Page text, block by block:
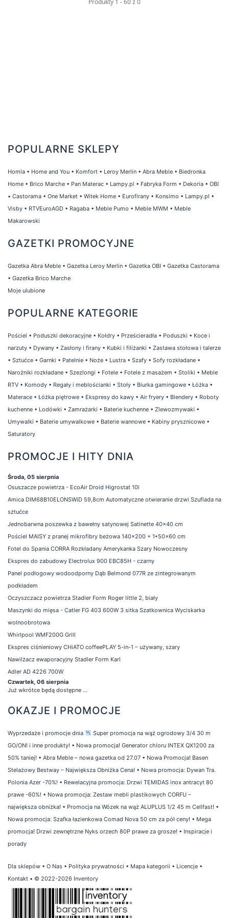
nasza oferta była stale aktualizowana i
uzupełniana o najnowsze produkty i nowości
na rynku zoologicznym. Nasza strona to
idealne miejsce dla wszystkich miłośników
zwierząt, którzy chcą zapewnić swoim
pupilom wszystko, co najlepsze. Zapraszamy
do zapoznania się z naszą bogatą ofertą dla
zwierząt domowych!
Produkty 1 -60z 0
POPULARNE SKLEPY
Homla • Home and You • Komfort • Leroy Merlin • Abra Meble • Biedronka
Home • Brico Marche • Pan Materac • Lampy.pl • Fabryka Form • Dekoria • OBI
• Castorama • One Market • Witek Home • Eurofirany • Konsimo • Lampy.pl •
Visby • RTVEuroAGD • Ragaba • Meble Pumo • Meble MWM • Meble
Makarowski
GAZETKI PROMOCYJNE
Gazetka Abra Meble • Gazetka Leroy Merlin • Gazetka OBI • Gazetka Castorama
• Gazetka Brico Marche
Moje ulubione
POPULARNE KATEGORIE
Pościel • Poduszki dekoracyjne • Kołdry • Prześcieradła • Poduszki • Koce i
narzuty • Dywany • Zasłony i firany • Kubki i filiżanki • Zastawa stołowa i talerze
• Sztućce • Garnki • Patelnie • Noże • Lustra • Szafy • Sofy rozkładane •
Narożniki rozkładane • Szezlongi • Fotele • Fotele z masażem • Stoliki • Meble
RTV • Komody • Regały i meblościanki • Stoły • Biurka gamingowe • Łóżka •
Materace • Łóżka piętrowe • Ekspresy do kawy • Air fryery • Blendery • Roboty
kuchenne • Lodówki • Zamrażarki • Baterie kuchenne • Zlewozmywaki •
Umywalki • Baterie umywalkowe • Baterie wannowe • Kabiny prysznicowe •
Saturatory
PROMOCJE I HITY DNIA
Środa, 05 sierpnia
Osuszacze powietrza - EcoAir Droid Higrostat 10l
Amica DIM68B10ELONSWiD 59,8cm Automatyczne otwieranie drzwi Szuflada na
sztućce
Jednobarwna poszewka z bawełny satynowej Satinette 40x40 cm
Pościel MAISY z pranej mikrofibry beżowa 140x200 + 1*50x60 cm
Fotel do Spania CORRA Rozkładany Amerykanka Szary Nowoczesny
Ekspres do zabudowy Electrolux 900 EBC85H - czarny
Panel podłogowy wodoodporny Dąb Belmond 077R ze zintegrowanym
podkładem
Oczyszczacz powietrza Stadler Form Roger little 2, biały
Maszynki do mięsa - Catler FG 403 600W 3 sitka Szatkownica Wyciskarka
wolnoobrotowa
Whirlpool WMF200G Grill
Ekspres ciśnieniowy CHiATO coffeePLAY 5-in-1 – używany, szary
Nawilżacz ewaporacyjny Stadler Form Karl
Adler AD 4226 700W
Czwartek, 06 sierpnia
Już wkrótce będą dostępne ...
OKAZJE I PROMOCJE
Wyprzedaże i promocje dnia
Super promocja na wąż ogrodowy 3/4 30 m
GO/ON! i inne produkty! • Nowa promocja! Generator chloru INTEX QX1200 za
50% taniej! • Abra Meble – nowa gazetka od 27.07 • Nowa Promocja! Basen
Stelażowy Bestway – Największa Obniżka Cena! • Nowa promocja: Dywan Tra.
Polonia Azer -70%! • Rewelacyjna promocja: Drzwi TEMIDAS inox antracyt 80
prawe -60%! • Nowa promocja: Zestaw mebli plastikowych CORFU –
największa obniżka! • Promocja na Wózek na wąż ALUPLUS 1/2 45 m Cellfast! •
Nowa promocja: Szafka łazienkowa Comad Nova 50 cm za pół ceny! • Mega
promocja! Drzwi zewnętrzne Nyks orzech 80P prawe za grosze! • Inspiracje i
porady
Dla sklepów • O Nas • Polityka prywatności • Mapa kategorii • Licencje •
Kontakt • © 2022-2026 Inventory